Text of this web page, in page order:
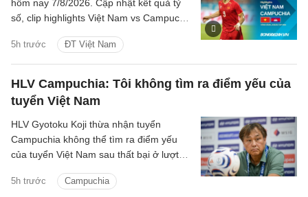
5h trước ĐT Việt Nam
hôm nay 7/8/2026. Cập nhật kết quả tỷ
số, clip highlights Việt Nam vs Campuchia
huống trên sân.
HLV Campuchia: Tôi không tìm ra điểm yếu của
tuyển Việt Nam
5h trước Campuchia
HLV Gyotoku Koji thừa nhận tuyển
Campuchia không thể tìm ra điểm yếu
của tuyển Việt Nam sau thất bại ở lượt
thời tin rằng thầy trò HLV Kim Sang Sik